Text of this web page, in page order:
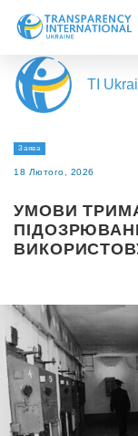
Про нас
Новини
Напрями
Долучитися
TI
Заява
18 Лютого, 2026
УМОВИ